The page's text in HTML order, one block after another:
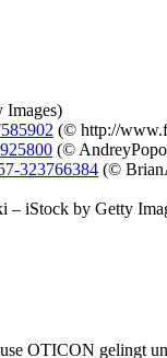
Images)
(© http://
(©
323766384 (©
– iStock by Getty
OTICON gelingt